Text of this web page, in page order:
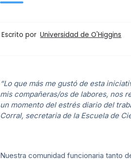
Escrito por Universidad de O'Higgins
“Lo que más me gustó de esta
mis compañeras/os de labores, nos
un momento del estrés diario del
Corral, secretaria de la Escuela de
Nuestra comunidad funcionaria tanto